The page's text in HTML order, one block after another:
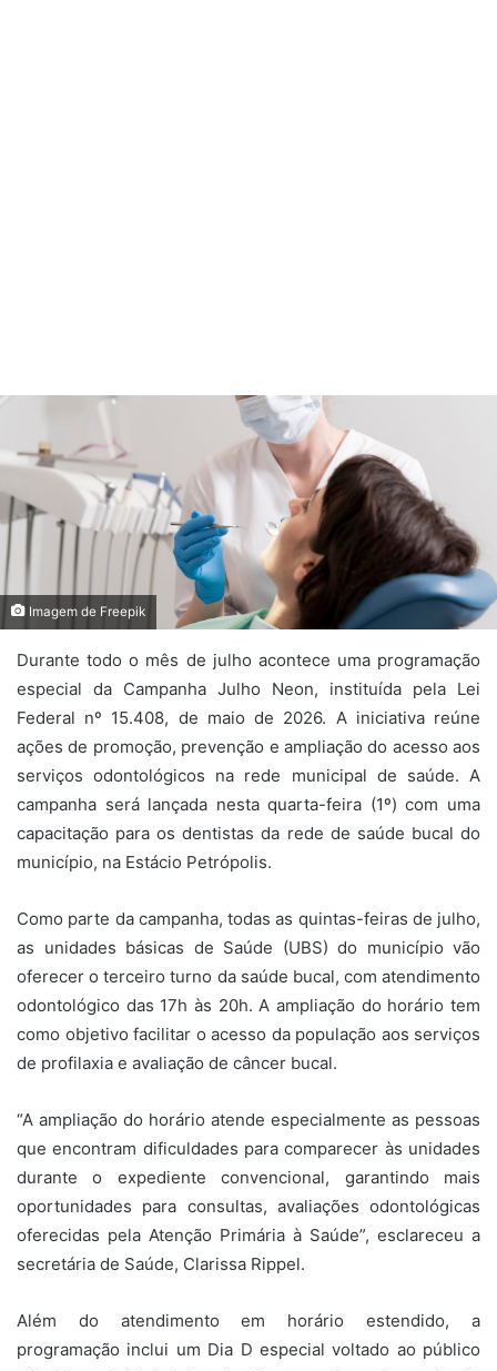
Imagem de Freepik
Durante todo o mês de julho acontece uma programação
especial da Campanha Julho Neon, instituída pela Lei
Federal nº 15.408, de maio de 2026. A iniciativa reúne
ações de promoção, prevenção e ampliação do acesso aos
serviços odontológicos na rede municipal de saúde. A
campanha será lançada nesta quarta-feira (1º) com uma
capacitação para os dentistas da rede de saúde bucal do
município, na Estácio Petrópolis.
Como parte da campanha, todas as quintas-feiras de julho,
as unidades básicas de Saúde (UBS) do município vão
oferecer o terceiro turno da saúde bucal, com atendimento
odontológico das 17h às 20h. A ampliação do horário tem
como objetivo facilitar o acesso da população aos serviços
de profilaxia e avaliação de câncer bucal.
“A ampliação do horário atende especialmente as pessoas
que encontram dificuldades para comparecer às unidades
durante o expediente convencional, garantindo mais
oportunidades para consultas, avaliações odontológicas
oferecidas pela Atenção Primária à Saúde”, esclareceu a
secretária de Saúde, Clarissa Rippel.
Além do atendimento em horário estendido, a
programação inclui um Dia D especial voltado ao público